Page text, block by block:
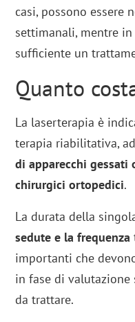
casi, possono essere
settimanali, mentre
sufficiente un
Quanto
La laserterapia è
terapia riabilitativa,
di apparecchi
chirurgici ortopedici.
La durata della
sedute e la frequenza
importanti che
in fase di valutazione
da trattare.